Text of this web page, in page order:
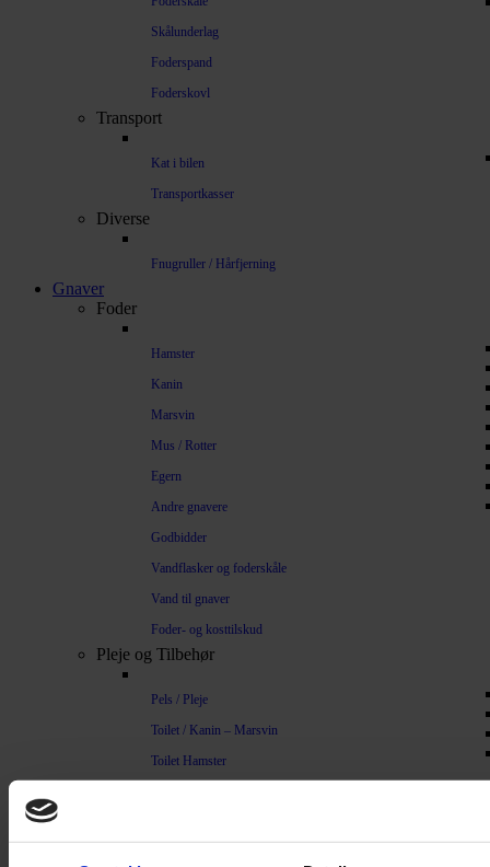
Skålunderlag
Foderspand
Foderskovl
Transport
Kat i bilen
Transportkasser
Diverse
Fnugruller / Hårfjerning
Gnaver
Foder
Hamster
Kanin
Marsvin
Mus / Rotter
Egern
Andre gnavere
Godbidder
Vandflasker og foderskåle
Vand til gnaver
Foder- og kosttilskud
Pleje og Tilbehør
Pels / Pleje
Toilet / Kanin – Marsvin
Toilet Hamster
Bure